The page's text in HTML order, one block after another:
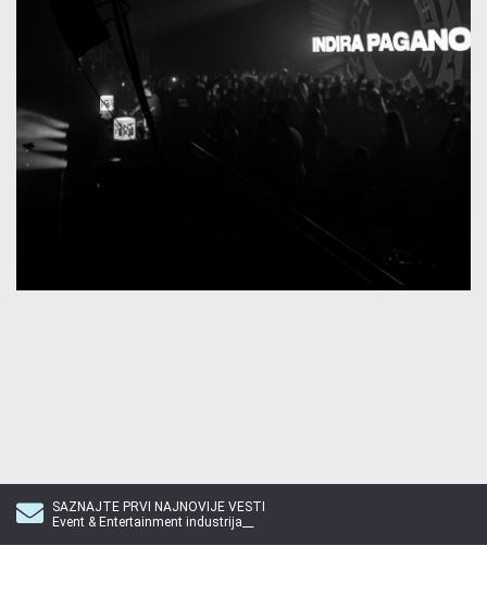
SAZNAJTE PRVI NAJNOVIJE VESTI
Event & Entertainment industrija__